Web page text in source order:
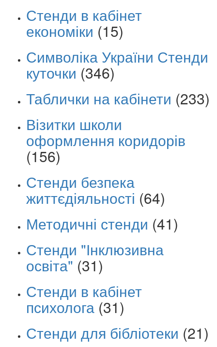
Стенди в кабінет
економіки (15)
Символіка України Стенди
куточки (346)
Таблички на кабінети (233)
Візитки школи
оформлення коридорів
(156)
Стенди безпека
життєдіяльності (64)
Методичні стенди (41)
Стенди "Інклюзивна
освіта" (31)
Стенди в кабінет
психолога (31)
Стенди для бібліотеки (21)